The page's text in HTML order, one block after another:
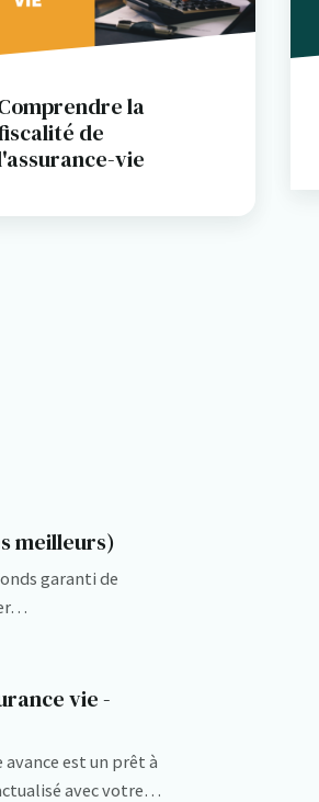
la
de
vie
meilleurs)
garanti de
vie -
avance est un prêt à
avec votre…